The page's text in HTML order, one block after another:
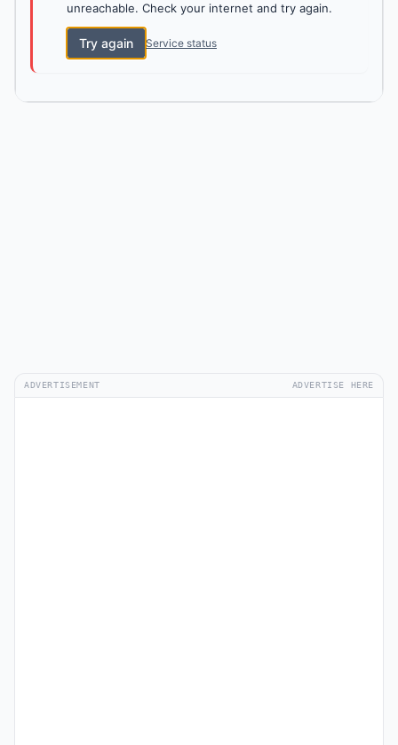
unreachable. Check your internet and try again.
Try again Service status
ADVERTISEMENT ADVERTISE HERE